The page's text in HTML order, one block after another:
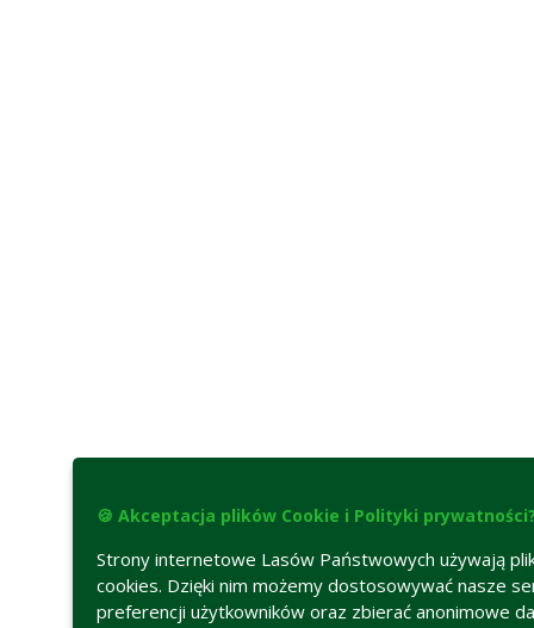
🍪 Akceptacja plików Cookie i Polityki
Strony internetowe Lasów Państwowych używają
cookies. Dzięki nim możemy dostosowywać nasze
preferencji użytkowników oraz zbierać anonimowe